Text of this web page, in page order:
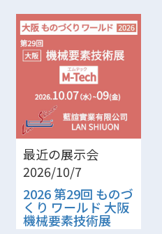
最近の展示会
2026/10/7
2026 第29回 ものづ
くり ワールド 大阪
機械要素技術展